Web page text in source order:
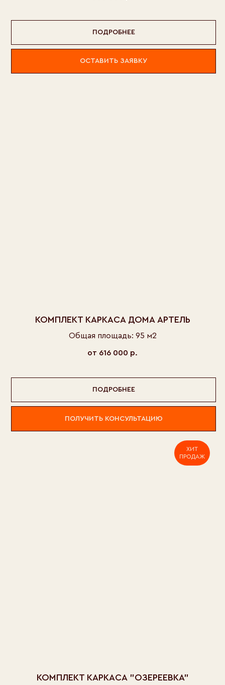
ПОДРОБНЕЕ
ОСТАВИТЬ ЗАЯВКУ
КОМПЛЕКТ КАРКАСА ДОМА АРТЕЛЬ
Общая площадь: 95 м2
от 616 000 р.
ПОДРОБНЕЕ
ПОЛУЧИТЬ КОНСУЛЬТАЦИЮ
ХИТ
ПРОДАЖ
КОМПЛЕКТ КАРКАСА "ОЗЕРЕЕВКА"